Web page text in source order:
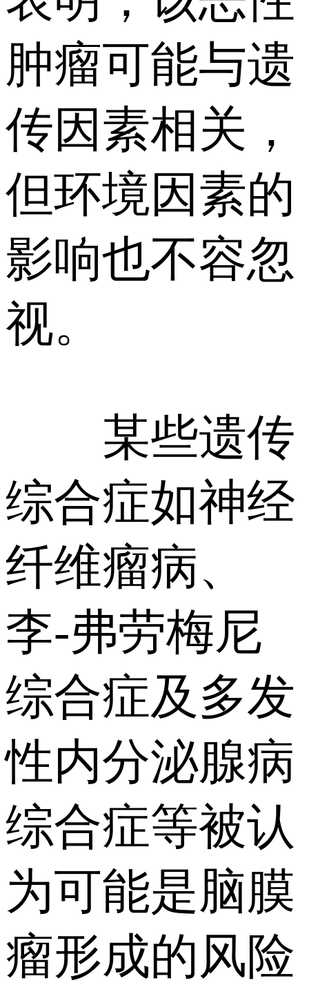
肿瘤可能与遗
传因素相关，
但环境因素的
影响也不容忽
视。
某些遗传
综合症如神经
纤维瘤病、
李-弗劳梅尼
综合症及多发
性内分泌腺病
综合症等被认
为可能是脑膜
瘤形成的风险